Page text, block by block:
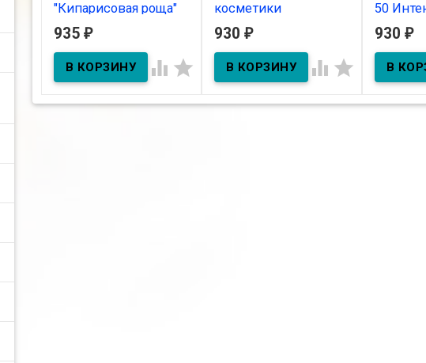
"Кипарисовая роща"
200мл
В наличии
Бальзам массажный
935 ₽
 
косметики
"ЛАВАНДОВОЕ ПОЛЕ"
930 ₽
 
50
защита
В
930 ₽